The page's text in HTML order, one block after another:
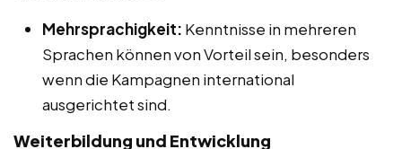
Mehrsprachigkeit: Kenntnisse in mehreren
Sprachen können von Vorteil sein, besonders
wenn die Kampagnen international
ausgerichtet sind.
Weiterbildung und Entwicklung